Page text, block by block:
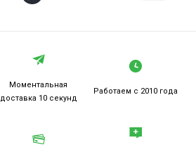
Моментальная
доставка 10 секунд
Работаем с 2010 года